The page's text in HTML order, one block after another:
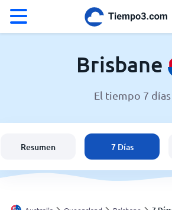
El clima en Brisbane
España
Brisbane
El tiempo 7 días
Resumen 7 Días